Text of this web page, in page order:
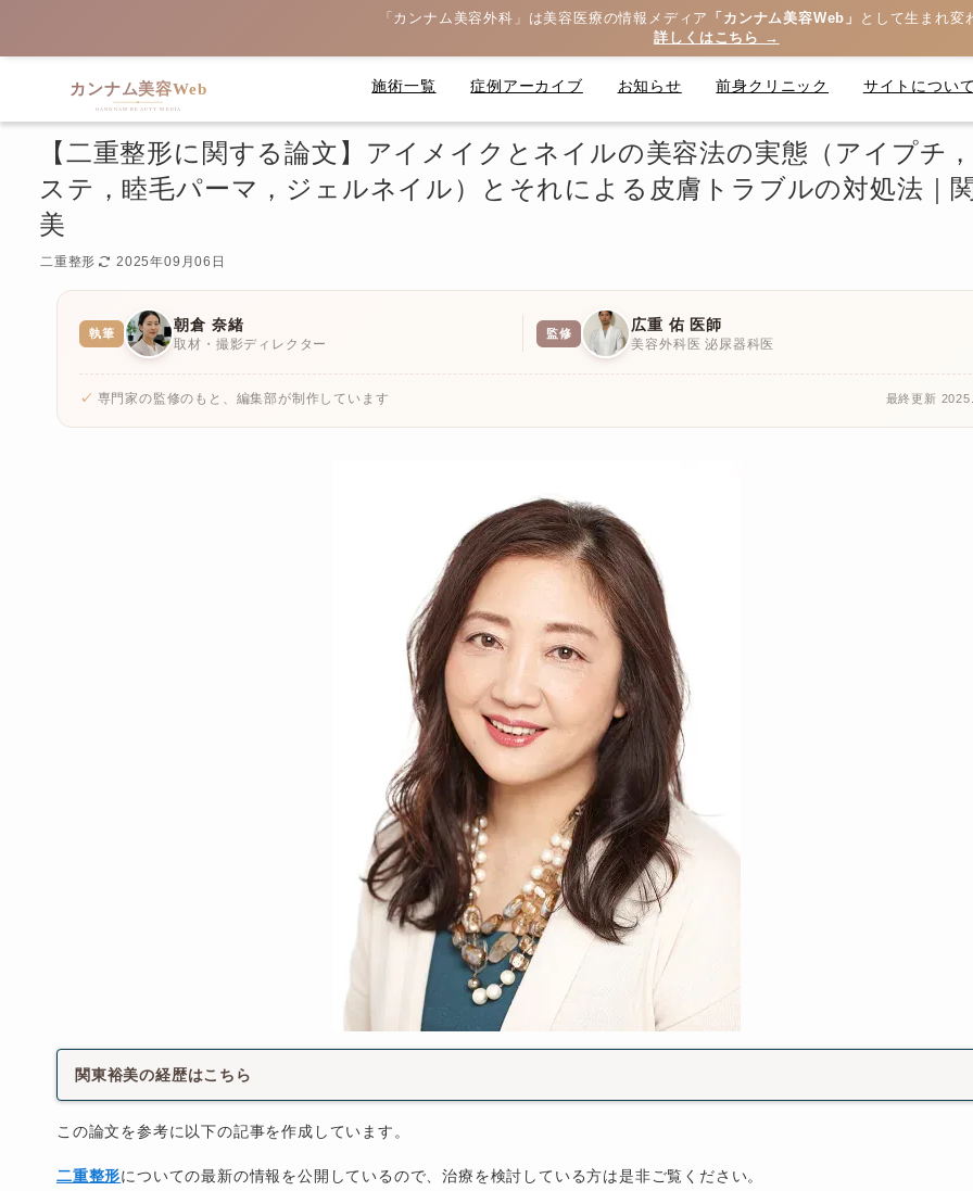
「カンナム美容外科」は美容医療の情報メディア 「カンナム美容Web」
として生まれ変
詳しくはこちら →
施術一覧 症例アーカイブ お知らせ 前身クリニック サイトについ
【二重整形に関する論文】アイメイクとネイルの美容法の実態（アイプチ
ステ，睦毛パーマ，ジェルネイル）とそれによる皮膚トラブルの対処法｜
美
二重整形 2025年09月06日
執筆 朝倉 奈緒
取材・撮影ディレクター
監修 広重 佑 医師
美容外科医 泌尿器科医
専門家の監修のもと、編集部が制作しています 最終更新
関東裕美の経歴はこちら
この論文を参考に以下の記事を作成しています。
二重整形についての最新の情報を公開しているので、治療を検討している方は是非ご覧ください。